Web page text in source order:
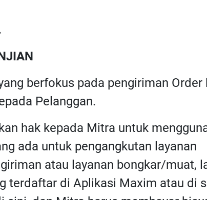
berfokus pada pengiriman Order
Pelanggan.
hak kepada Mitra untuk
ada untuk pengangkutan layanan
atau layanan bongkar/muat,
terdaftar di Aplikasi Maxim atau di